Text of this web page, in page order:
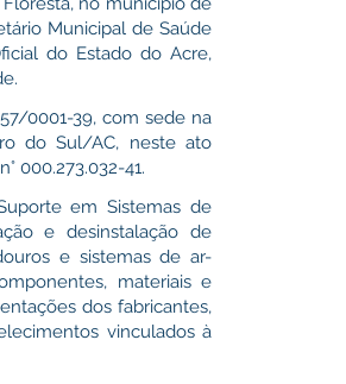
Municipal de Saúde
do Estado do Acre,
0001-39, com sede na
do Sul/AC, neste ato
000.273.032-41.
em Sistemas de
e desinstalação de
e sistemas de ar-
materiais e
dos fabricantes,
vinculados à